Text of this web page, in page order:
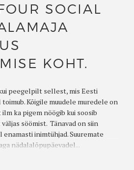
SOCIAL
KOHT.
peegelpilt sellest, mis Eesti
Kõigile muudele muredele on
ka pigem nöögib kui soosib
söömist. Tänavad on siin
inimtühjad. Suuremate
nädalalõpupäevadel...